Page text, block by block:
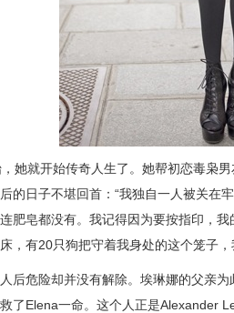
她就开始传奇人生了。她帮初恋毒枭
的日子不堪回首：“我独自一人被关在
肥皂都没有。我记得因为要按指印，
，有20只狗把守着我身处的这个笼子，
后危险却并没有解除。埃琳娜的父亲
了Elena一命。这个人正是Alexander